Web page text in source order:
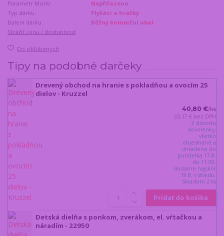
Parametr Motiv:
Nepřiřazeno
Typ dárku:
Plyšáci a hračky
Balení dárku:
Běžný komerční obal
Strážiť cenu / dostupnosť
Do obľúbených
Tipy na podobné darčeky
Drevený obchod na hranie s pokladňou a ovocím 25
dielov - Kruzzel
40,80 €/ks
33,17 € bez DPH
Z dôvodu
dovolenky,
všetko
objednané a
uhradené do
pondelka 17.8.
do 11:00,
dodáme najskôr
19.8. v stredu.
Skladom 2 ks
Pridať do košíka
Detská dielňa s ponkom, zverákom, el. vŕtačkou a
náradím - 22950